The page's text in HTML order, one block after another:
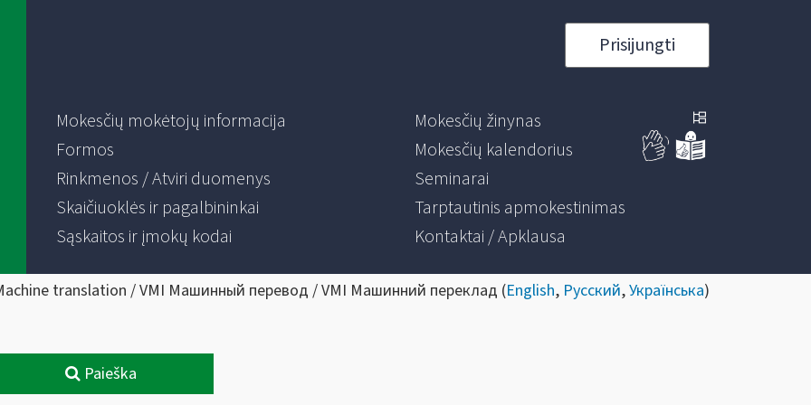
Prisijungti
Mokesčių mokėtojų informacija
Formos
Rinkmenos / Atviri duomenys
Skaičiuoklės ir pagalbininkai
Sąskaitos ir įmokų kodai
Mokesčių žinynas
Mokesčių kalendorius
Seminarai
Tarptautinis apmokestinimas
Kontaktai / Apklausa
translation / VMI Машинный перевод / VMI Машинний переклад (English, Русский,Українська)
Paieška